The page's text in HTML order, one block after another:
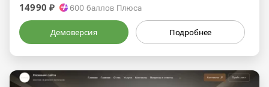
14990 ₽
600 баллов Плюса
Демоверсия Подробнее